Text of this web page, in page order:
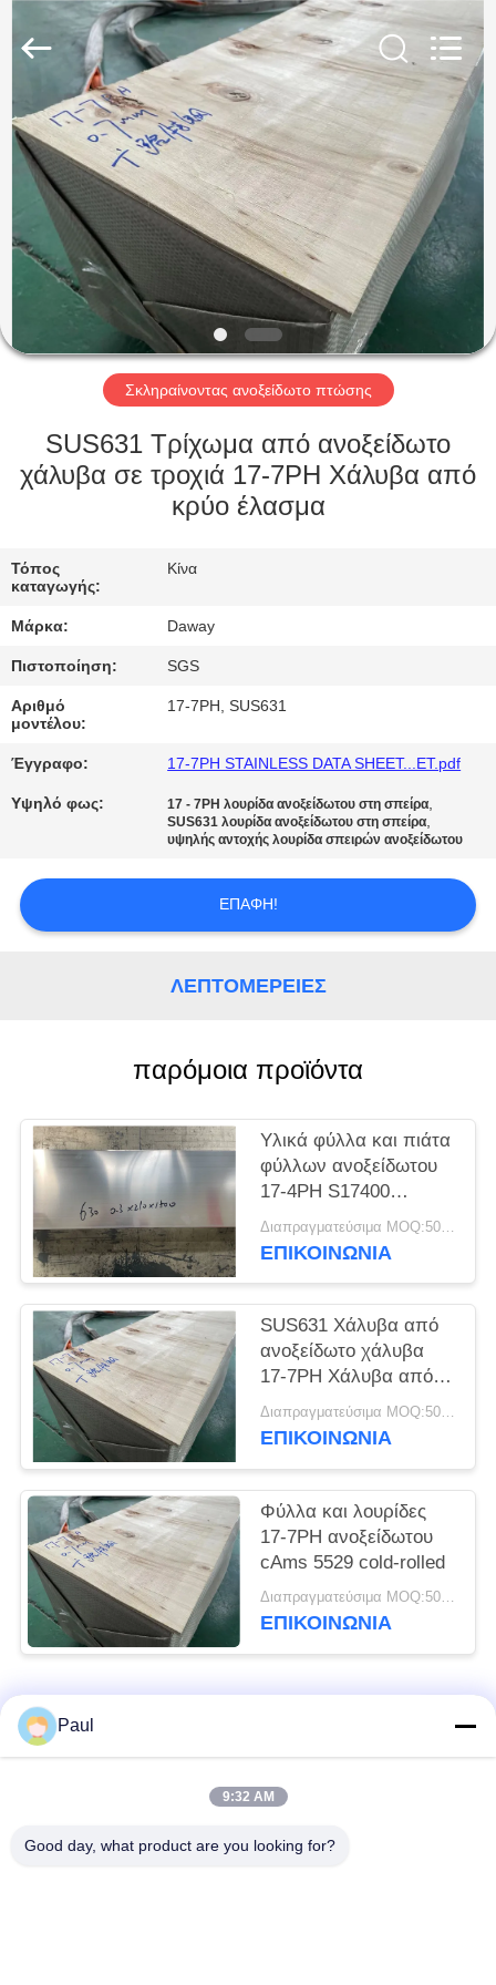
ΣΠΊΤΙ
ΠΡΟΪΌΝΤΑ
ΒΊΝΤΕΟ
ΠΕΡΊΠΟΥ
ΕΜΕΊΣ
ΓΎΡΟΣ
ΕΡΓΟΣΤΑΣΊΩΝ
ΈΛΕΓΧΟΣ
ΜΑΣ
ΕΛΆΤΕ
ΣΕ
ΕΠΑΦΉ
ΜΕ
ΑΠΌΣΠΑΣΜΑ
PRIVACY
Σκληραίνοντας ανοξείδωτο πτώσης
SUS631 Τρίχωμα από ανοξείδωτο
χάλυβα σε τροχιά 17-7PH Χάλυβα από
κρύο έλασμα
Τόπος
καταγωγής:
Κίνα
Μάρκα: Daway
Πιστοποίηση: SGS
Αριθμό
μοντέλου:
17-7PH, SUS631
Έγγραφο: 17-7PH STAINLESS DATA SHEET...ET.pdf
Υψηλό φως: 17 - 7PH λουρίδα ανοξείδωτου στη σπείρα,
SUS631 λουρίδα ανοξείδωτου στη σπείρα,
υψηλής αντοχής λουρίδα σπειρών ανοξείδωτου
ΕΠΑΦΉ!
ΛΕΠΤΟΜΈΡΕΙΕΣ
παρόμοια προϊόντα
Υλικά φύλλα και πιάτα
φύλλων ανοξείδωτου
17-4PH S17400
SUS630
Διαπραγματεύσιμα MOQ:500 κλ
ΕΠΙΚΟΙΝΩΝΊΑ
SUS631 Χάλυβα από
ανοξείδωτο χάλυβα
17-7PH Χάλυβα από
ανοξείδωτο χάλυβα
Διαπραγματεύσιμα MOQ:500 κλ
ΕΠΙΚΟΙΝΩΝΊΑ
Φύλλα και λουρίδες
17-7PH ανοξείδωτου
cAms 5529 cold-rolled
Διαπραγματεύσιμα MOQ:500 ΚΛ
ΕΠΙΚΟΙΝΩΝΊΑ
Λαϊκή κατηγορία
Σκληραίνοντας
Paul
9:32 AM
Good day, what product are you looking for?